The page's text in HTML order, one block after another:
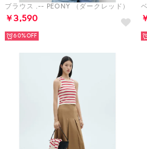
ブラウス .-- PEONY （ダークレッド）
￥3,590
60%